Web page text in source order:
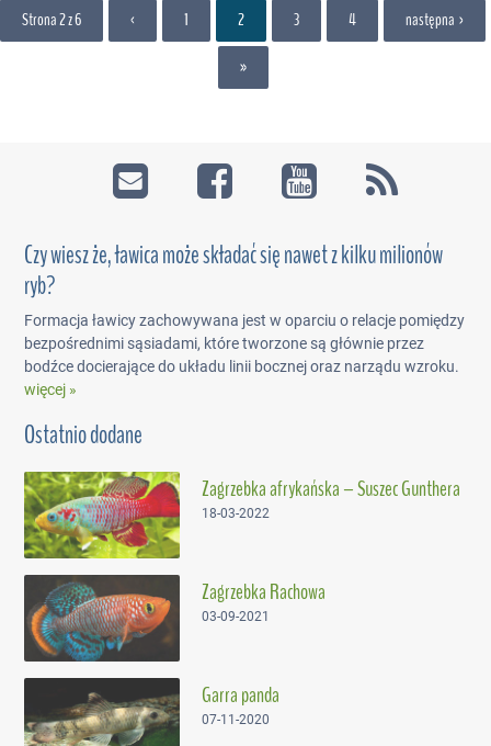
Strona 2 z 6 ‹ 1 2 3 4 następna ›
»
Czy wiesz że, ławica może składać się nawet z kilku milionów
ryb?
Formacja ławicy zachowywana jest w oparciu o relacje pomiędzy
bezpośrednimi sąsiadami, które tworzone są głównie przez
bodźce docierające do układu linii bocznej oraz narządu wzroku.
więcej »
Ostatnio dodane
Zagrzebka afrykańska – Suszec Gunthera
18-03-2022
Zagrzebka Rachowa
03-09-2021
Garra panda
07-11-2020